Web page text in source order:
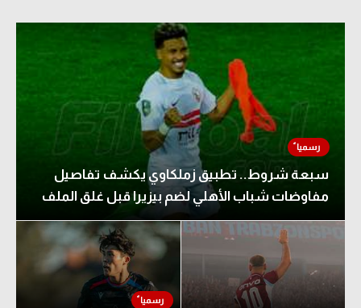
سبعة شروط.. تطبيق زملكاوي يكشف تفاصيل
مفاوضات شباب الأهلي لضم بيزيرا قبل غلق الملف